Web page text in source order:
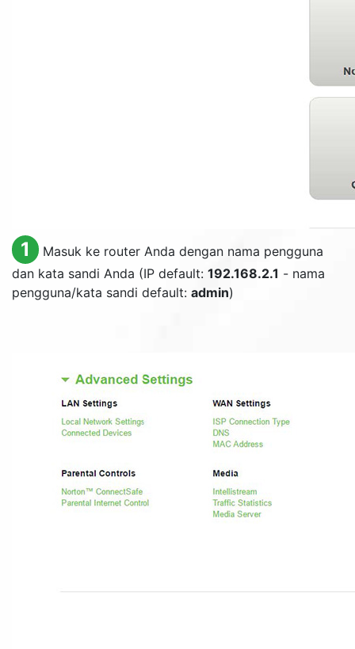
1
Masuk ke router Anda dengan nama pengguna
dan kata sandi Anda (IP default: 192.168.2.1 - nama
pengguna/kata sandi default: admin)